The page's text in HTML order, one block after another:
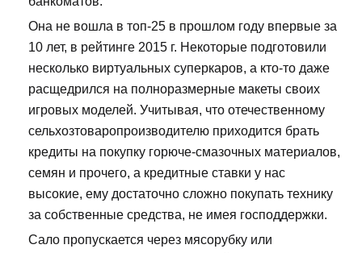
Она не вошла в топ-25 в прошлом году впервые за
10 лет, в рейтинге 2015 г. Некоторые подготовили
несколько виртуальных суперкаров, а кто-то даже
расщедрился на полноразмерные макеты своих
игровых моделей. Учитывая, что отечественному
сельхозтоваропроизводителю приходится брать
кредиты на покупку горюче-смазочных материалов,
семян и прочего, а кредитные ставки у нас
высокие, ему достаточно сложно покупать технику
за собственные средства, не имея господдержки.
Сало пропускается через мясорубку или